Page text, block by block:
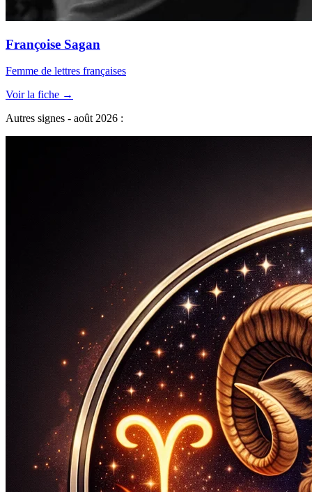
Françoise Sagan
Femme de lettres françaises
Voir la fiche →
Autres signes - août 2026 :